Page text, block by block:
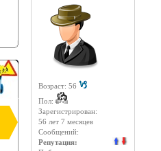
Возраст: 56
Пол:
Зарегистрирован:
56 лет 7 месяцев
Сообщений:
Репутация: